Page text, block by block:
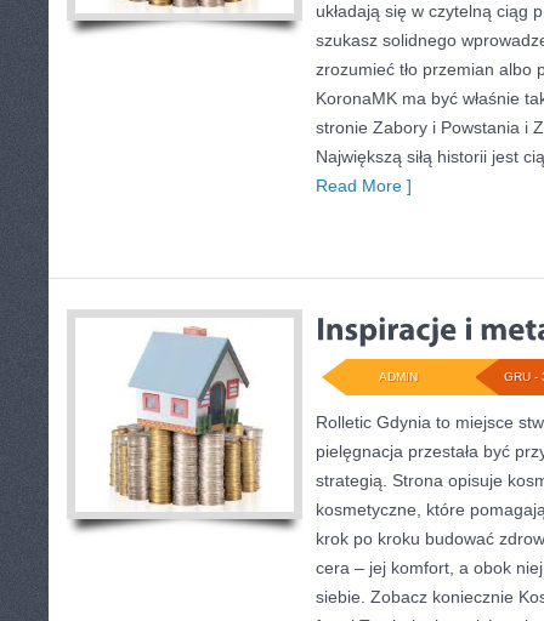
układają się w czytelną ciąg
szukasz solidnego
zrozumieć tło przemian albo
KoronaMK ma być właśnie
stronie Zabory i Powstania i
Największą siłą historii jest
Read More ]
GRU -
ADMIN
Rolletic Gdynia to miejsce
pielęgnacja przestała być
strategią. Strona opisuje
kosmetyczne, które
krok po kroku budować
cera – jej komfort, a obok
siebie. Zobacz koniecznie